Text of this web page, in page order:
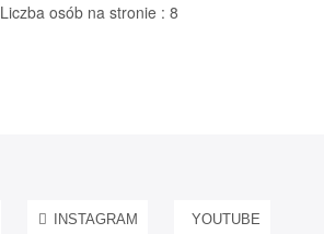
Liczba osób na stronie : 8
INSTAGRAM YOUTUBE